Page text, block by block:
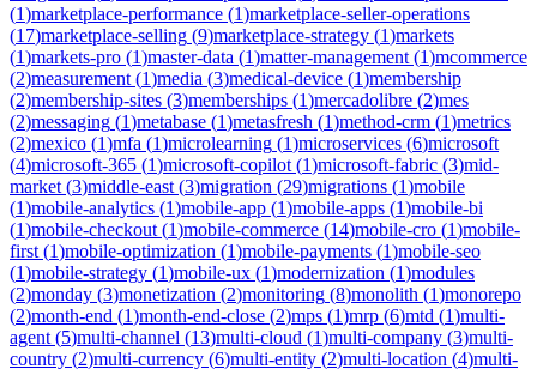
(1)marketplace-performance (1)marketplace-seller-operations
(17)marketplace-selling (9)marketplace-strategy (1)markets
(1)markets-pro (1)master-data (1)matter-management (1)mcommerce
(2)measurement (1)media (3)medical-device (1)membership
(2)membership-sites (3)memberships (1)mercadolibre (2)mes
(2)messaging (1)metabase (1)metasfresh (1)method-crm (1)metrics
(2)mexico (1)mfa (1)microlearning (1)microservices (6)microsoft
(4)microsoft-365 (1)microsoft-copilot (1)microsoft-fabric (3)mid-
market (3)middle-east (3)migration (29)migrations (1)mobile
(1)mobile-analytics (1)mobile-app (1)mobile-apps (1)mobile-bi
(1)mobile-checkout (1)mobile-commerce (14)mobile-cro (1)mobile-
first (1)mobile-optimization (1)mobile-payments (1)mobile-seo
(1)mobile-strategy (1)mobile-ux (1)modernization (1)modules
(2)monday (3)monetization (2)monitoring (8)monolith (1)monorepo
(2)month-end (1)month-end-close (2)mps (1)mrp (6)mtd (1)multi-
agent (5)multi-channel (13)multi-cloud (1)multi-company (3)multi-
country (2)multi-currency (6)multi-entity (2)multi-location (4)multi-